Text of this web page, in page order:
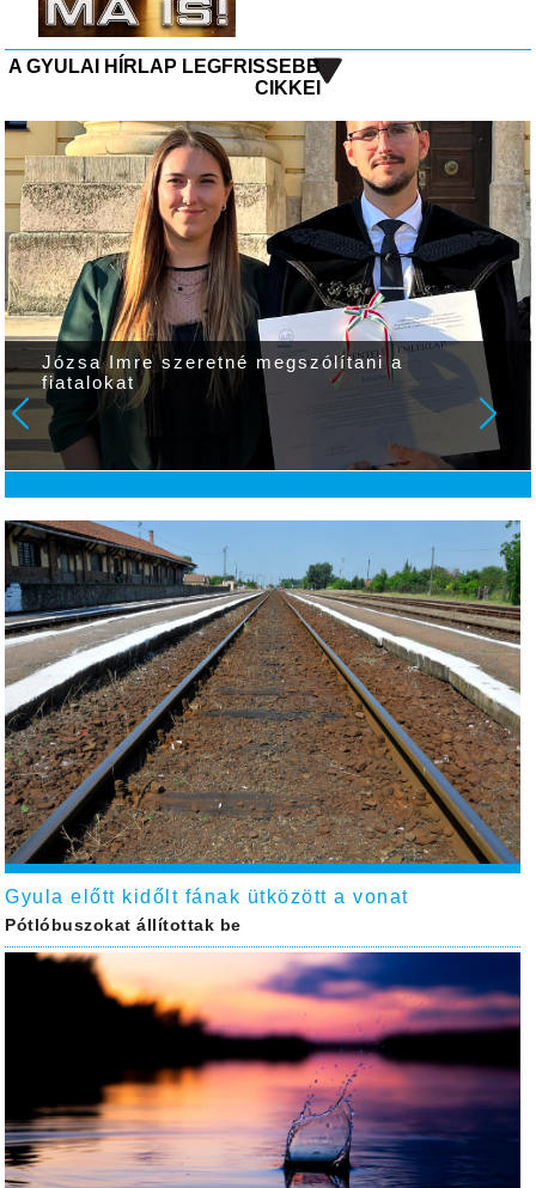
A GYULAI HÍRLAP LEGFRISSEBB
CIKKEI
Józsa Imre szeretné megszólítani a
fiatalokat
Gyula előtt kidőlt fának ütközött a vonat
Pótlóbuszokat állítottak be